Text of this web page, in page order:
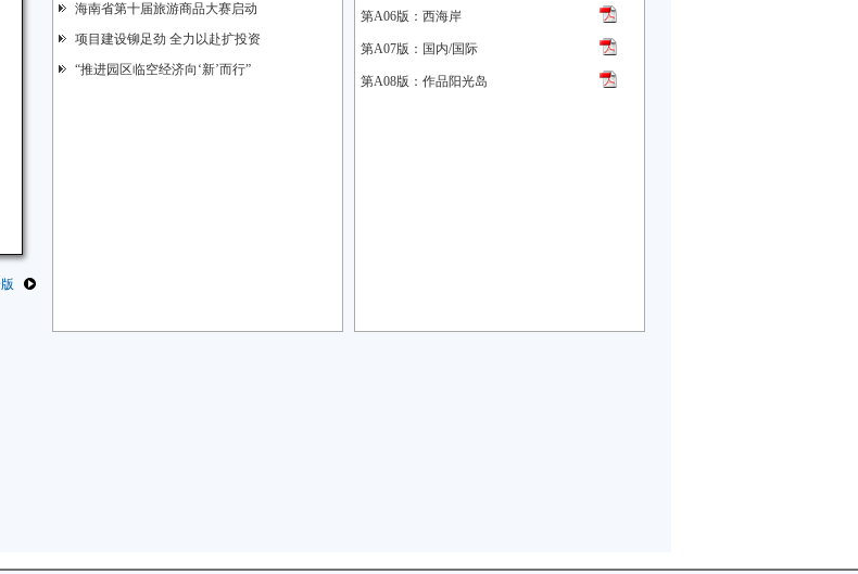
海南省第十届旅游商品大赛启动
项目建设铆足劲 全力以赴扩投资
“推进园区临空经济向‘新’而行”
第A06版：西海岸
第A07版：国内/国际
第A08版：作品阳光岛